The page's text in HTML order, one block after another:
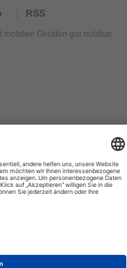
RSS
Geräten gut nutzbar.